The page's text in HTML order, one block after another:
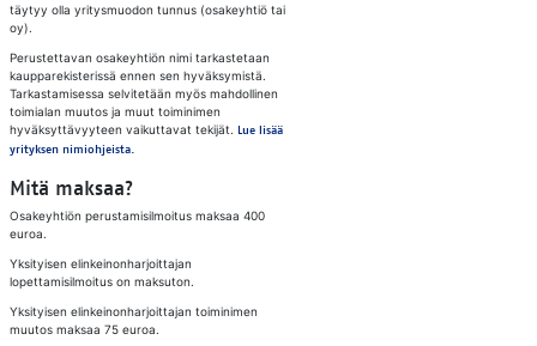
täytyy olla yritysmuodon tunnus (osakeyhtiö tai
oy).
Perustettavan osakeyhtiön nimi tarkastetaan
kaupparekisterissä ennen sen hyväksymistä.
Tarkastamisessa selvitetään myös mahdollinen
toimialan muutos ja muut toiminimen
hyväksyttävyyteen vaikuttavat tekijät. Lue lisää
yrityksen nimiohjeista.
Mitä maksaa?
Osakeyhtiön perustamisilmoitus maksaa 400
euroa.
Yksityisen elinkeinonharjoittajan
lopettamisilmoitus on maksuton.
Yksityisen elinkeinonharjoittajan toiminimen
muutos maksaa 75 euroa.